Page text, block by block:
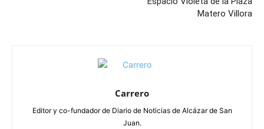
Matero Villora
Carrero
Editor y co-fundador de Diario de Noticias de Alcázar de San
Juan.